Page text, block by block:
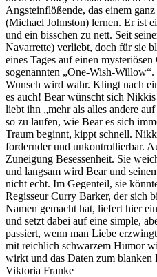
Angsteinflößende, das einem
(Michael Johnston) lernen. Er ist
und ein bisschen zu nett. Seit
Navarrette) verliebt, doch für sie
eines Tages auf einen
sogenannten „One-Wish-
Wunsch wird wahr. Klingt nach
es auch! Bear wünscht sich
liebt ihn „mehr als alles andere
so zu laufen, wie Bear es sich
Traum beginnt, kippt schnell.
fordernder und unkontrollierbar.
Zuneigung Besessenheit. Sie
und langsam wird Bear und
nicht echt. Im Gegenteil, sie
Regisseur Curry Barker, der sich
Namen gemacht hat, liefert hier
und setzt dabei auf eine simple,
passiert, wenn man Liebe
mit reichlich schwarzem Humor
wirkt und das Daten zum blanken
Viktoria Franke